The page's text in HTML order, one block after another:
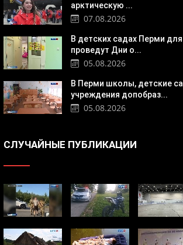
арктическую ...
07.08.2026
В детских садах Перми
проведут Дни о...
05.08.2026
В Перми школы, детские
учреждения допобраз...
05.08.2026
СЛУЧАЙНЫЕ ПУБЛИКАЦИИ